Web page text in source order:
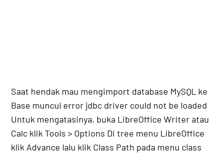
Saat hendak mau mengimport database MySQL ke
Base muncul error jdbc driver could not be loaded
Untuk mengatasinya, buka LibreOffice Writer atau
Calc klik Tools > Options Di tree menu LibreOffice
klik Advance lalu klik Class Path pada menu class